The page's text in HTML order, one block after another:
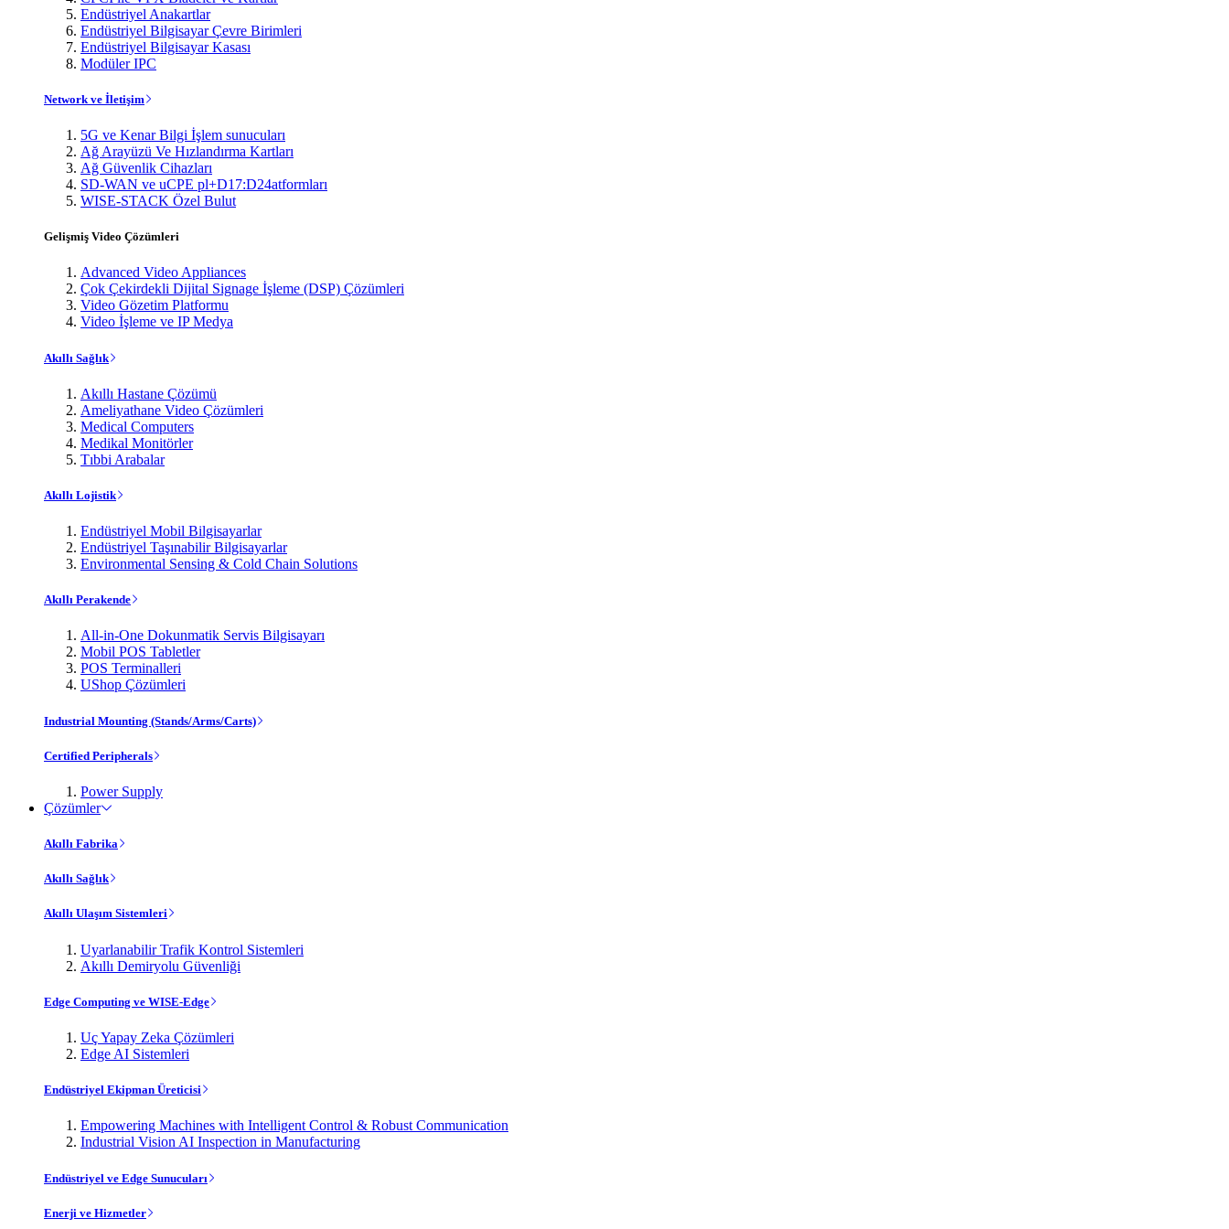
Endüstriyel Anakartlar
Endüstriyel Bilgisayar Çevre Birimleri
Endüstriyel Bilgisayar Kasası
Modüler IPC
Network ve İletişim
5G ve Kenar Bilgi İşlem sunucuları
Ağ Arayüzü Ve Hızlandırma Kartları
Ağ Güvenlik Cihazları
SD-WAN ve uCPE pl+D17:D24atformları
WISE-STACK Özel Bulut
Gelişmiş Video Çözümleri
Advanced Video Appliances
Çok Çekirdekli Dijital Signage İşleme (DSP) Çözümleri
Video Gözetim Platformu
Video İşleme ve IP Medya
Akıllı Sağlık
Akıllı Hastane Çözümü
Ameliyathane Video Çözümleri
Medical Computers
Medikal Monitörler
Tıbbi Arabalar
Akıllı Lojistik
Endüstriyel Mobil Bilgisayarlar
Endüstriyel Taşınabilir Bilgisayarlar
Environmental Sensing & Cold Chain Solutions
Akıllı Perakende
All-in-One Dokunmatik Servis Bilgisayarı
Mobil POS Tabletler
POS Terminalleri
UShop Çözümleri
Industrial Mounting (Stands/Arms/Carts)
Certified Peripherals
Power Supply
Çözümler
Akıllı Fabrika
Akıllı Sağlık
Akıllı Ulaşım Sistemleri
Uyarlanabilir Trafik Kontrol Sistemleri
Akıllı Demiryolu Güvenliği
Edge Computing ve WISE-Edge
Uç Yapay Zeka Çözümleri
Edge AI Sistemleri
Endüstriyel Ekipman Üreticisi
Empowering Machines with Intelligent Control & Robust Communication
Industrial Vision AI Inspection in Manufacturing
Endüstriyel ve Edge Sunucuları
Enerji ve Hizmetler